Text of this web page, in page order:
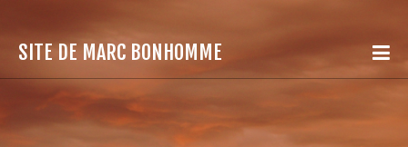
SITE DE MARC BONHOMME